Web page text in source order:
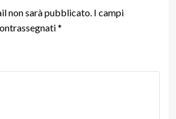
non sarà pubblicato. I campi
*